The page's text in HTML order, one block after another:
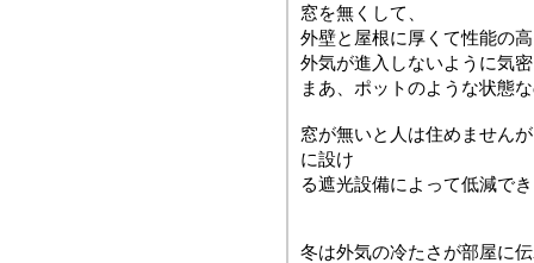
窓を無くして、
外壁と屋根に厚くて性能の
外気が進入しないように気
まあ、ポットのような状態
窓が無いと人は住めません
に設け
る遮光設備によって低減で
冬は外気の冷たさが部屋に